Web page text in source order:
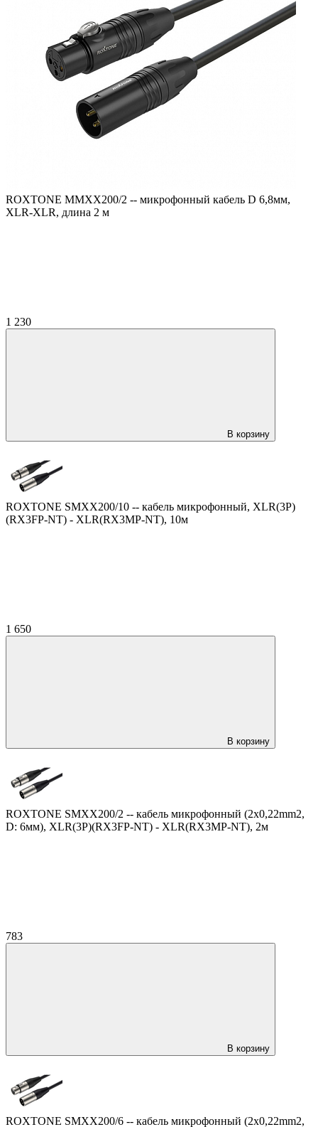
ROXTONE MMXX200/2 -- микрофонный кабель D 6,8мм,
XLR-XLR, длина 2 м
1 230
В корзину
ROXTONE SMXX200/10 -- кабель микрофонный, XLR(3P)
(RX3FP-NT) - XLR(RX3MP-NT), 10м
1 650
В корзину
ROXTONE SMXX200/2 -- кабель микрофонный (2x0,22mm2,
D: 6мм), XLR(3P)(RX3FP-NT) - XLR(RX3MP-NT), 2м
783
В корзину
ROXTONE SMXX200/6 -- кабель микрофонный (2x0,22mm2,